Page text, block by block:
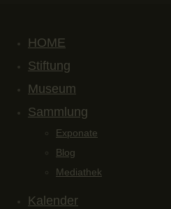
HOME
Stiftung
Museum
Sammlung
Exponate
Blog
Mediathek
Kalender